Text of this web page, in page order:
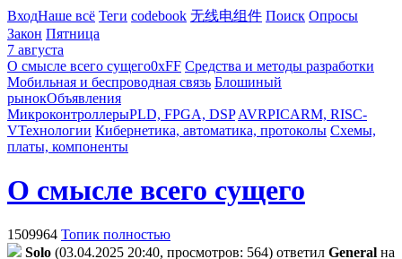
ВходНаше всё Теги codebook 无线电组件 Поиск Опросы
Закон Пятница
7 августа
О смысле всего сущего0xFF Средства и методы разработки
Мобильная и беспроводная связь Блошиный
рынокОбъявления
МикроконтроллерыPLD, FPGA, DSP AVRPICARM, RISC-
VТехнологии Кибернетика, автоматика, протоколы Схемы,
платы, компоненты
О смысле всего сущего
1509964 Топик полностью
Solo (03.04.2025 20:40, просмотров: 564) ответил General на